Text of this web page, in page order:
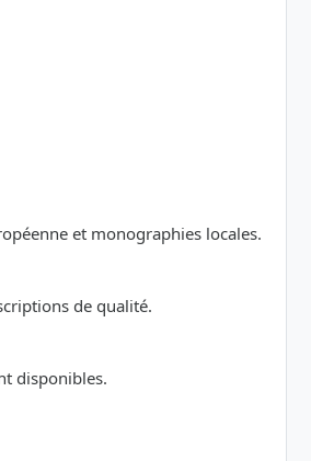
et monographies locales.
de qualité.
disponibles.